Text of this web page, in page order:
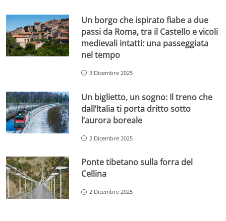
Un borgo che ispirato fiabe a due
passi da Roma, tra il Castello e vicoli
medievali intatti: una passeggiata
nel tempo
3 Dicembre 2025
Un biglietto, un sogno: Il treno che
dall’Italia ti porta dritto sotto
l’aurora boreale
2 Dicembre 2025
Ponte tibetano sulla forra del
Cellina
2 Dicembre 2025